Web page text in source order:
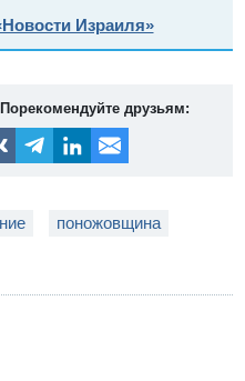
Израиля»
друзьям:
поножовщина